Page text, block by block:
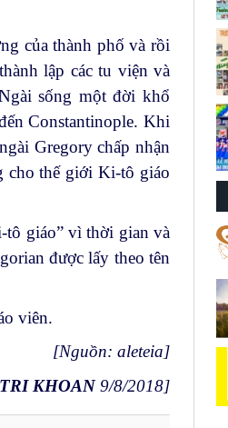
của thành phố và rồi
lập các tu viện và
sống một đời khổ
Constantinople. Khi
Gregory chấp nhận
cho thế giới Ki-tô giáo
tô giáo” vì thời gian và
được lấy theo tên
viên.
[Nguồn: aleteia]
TRI KHOAN9/8/2018]